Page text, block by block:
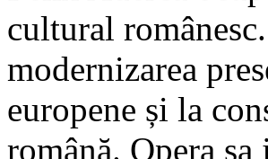
cultural
modernizarea
europene și la
română. Opera